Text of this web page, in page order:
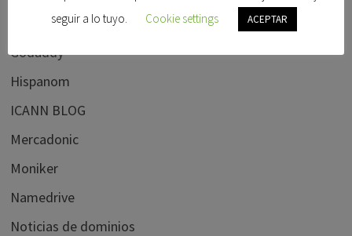
Frank schilling
Godaddy
Hispanom
ICANN BLOG
Mercadonic
Moniker
Namedrive
Noticias de dominios
seguir a lo tuyo.
Cookie settings ACEPTAR